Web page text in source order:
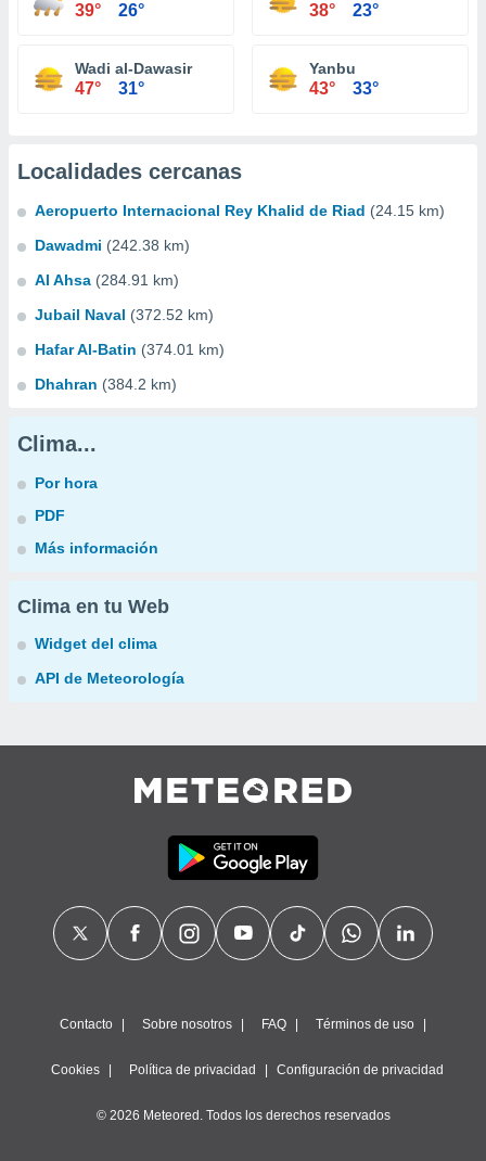
39° 26° 38° 23°
Wadi al-Dawasir
47° 31°
Yanbu
43° 33°
Localidades cercanas
Aeropuerto Internacional Rey Khalid de Riad (24.15 km)
Dawadmi (242.38 km)
Al Ahsa (284.91 km)
Jubail Naval (372.52 km)
Hafar Al-Batin (374.01 km)
Dhahran (384.2 km)
Clima...
Por hora
PDF
Más información
Clima en tu Web
Widget del clima
API de Meteorología
Contacto Sobre nosotros FAQ Términos de uso
Cookies Política de privacidad Configuración de privacidad
© 2026 Meteored. Todos los derechos reservados